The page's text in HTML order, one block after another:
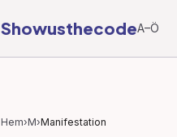
ShowusthecodeA–Ö
Hem›M›Manifestation